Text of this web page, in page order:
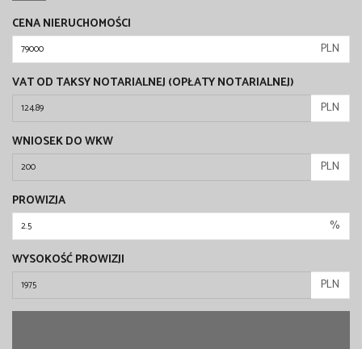
CENA NIERUCHOMOŚCI
PLN
VAT OD TAKSY NOTARIALNEJ (OPŁATY NOTARIALNEJ)
PLN
WNIOSEK DO WKW
PLN
PROWIZJA
%
WYSOKOŚĆ PROWIZJI
PLN